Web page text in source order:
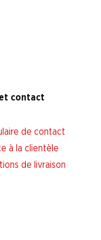
contact
de contact
à la clientèle
de livraison